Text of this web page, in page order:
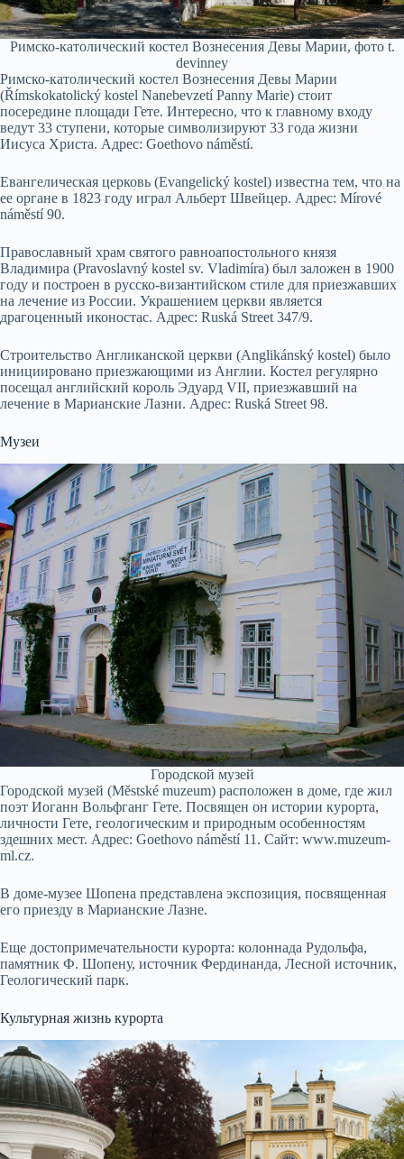
Римско-католический костел Вознесения Девы Марии, фото t.
devinney
Римско-католический костел Вознесения Девы Марии
(Římskokatolický kostel Nanebevzetí Panny Marie) стоит
посередине площади Гете. Интересно, что к главному входу
ведут 33 ступени, которые символизируют 33 года жизни
Иисуса Христа. Адрес: Goethovo náměstí.
Евангелическая церковь (Evangelický kostel) известна тем, что на
ее органе в 1823 году играл Альберт Швейцер. Адрес: Mírové
náměstí 90.
Православный храм святого равноапостольного князя
Владимира (Pravoslavný kostel sv. Vladimíra) был заложен в 1900
году и построен в русско-византийском стиле для приезжавших
на лечение из России. Украшением церкви является
драгоценный иконостас. Адрес: Ruská Street 347/9.
Строительство Англиканской церкви (Anglikánský kostel) было
инициировано приезжающими из Англии. Костел регулярно
посещал английский король Эдуард VII, приезжавший на
лечение в Марианские Лазни. Адрес: Ruská Street 98.
Музеи
Городской музей
Городской музей (Městské muzeum) расположен в доме, где жил
поэт Иоганн Вольфганг Гете. Посвящен он истории курорта,
личности Гете, геологическим и природным особенностям
здешних мест. Адрес: Goethovo náměstí 11. Сайт: www.muzeum-
ml.cz.
В доме-музее Шопена представлена экспозиция, посвященная
его приезду в Марианские Лазне.
Еще достопримечательности курорта: колоннада Рудольфа,
памятник Ф. Шопену, источник Фердинанда, Лесной источник,
Геологический парк.
Культурная жизнь курорта